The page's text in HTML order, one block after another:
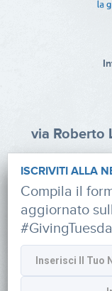
via Roberto
ISCRIVITI ALLA
Compila il
aggiornato